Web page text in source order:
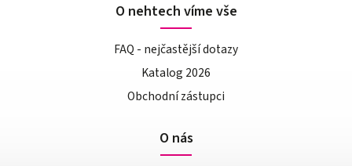
O nehtech víme vše
FAQ - nejčastější dotazy
Katalog 2026
Obchodní zástupci
O nás